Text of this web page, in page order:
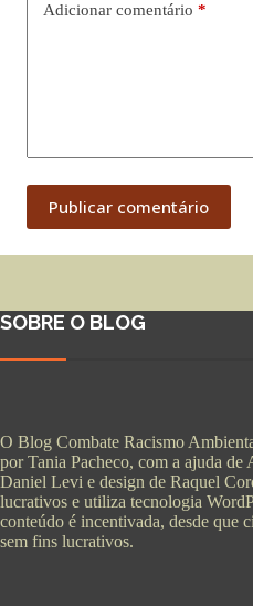
Adicionar comentário *
Publicar comentário
SOBRE O BLOG
O Blog Combate Racismo
por Tania Pacheco, com a ajuda de
Daniel Levi e design de Raquel
lucrativos e utiliza tecnologia
conteúdo é incentivada, desde que
sem fins lucrativos.